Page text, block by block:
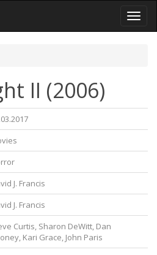
Toggle
II (2006)
J. Francis
J. Francis
Curtis, Sharon DeWitt, Dan
Kari Grace, John Paris